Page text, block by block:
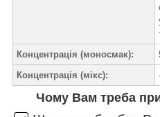
Концентрація (моносмак):
Концентрація (мікс):
Чому Вам треба